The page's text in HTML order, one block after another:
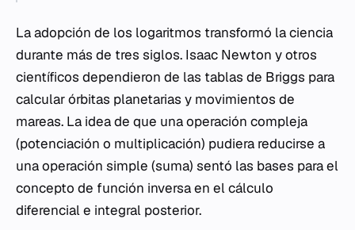
La adopción de los logaritmos transformó la ciencia
durante más de tres siglos. Isaac Newton y otros
científicos dependieron de las tablas de Briggs para
calcular órbitas planetarias y movimientos de
mareas. La idea de que una operación compleja
(potenciación o multiplicación) pudiera reducirse a
una operación simple (suma) sentó las bases para el
concepto de función inversa en el cálculo
diferencial e integral posterior.